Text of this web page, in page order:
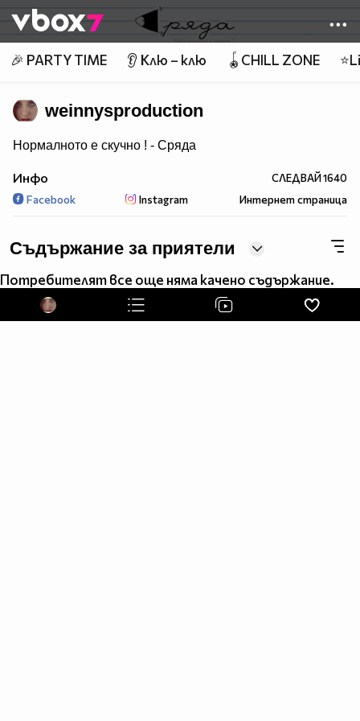
👾
🎉 PARTY TIME 👂 Клю – клю 🪀CHILL ZONE
weinnysproduction
Нормалното е скучно ! - Сряда
Инфо СЛЕДВАЙ1640
Facebook Instagram Интернет страница
Съдържание за приятели
Потребителят все още няма качено съдържание.